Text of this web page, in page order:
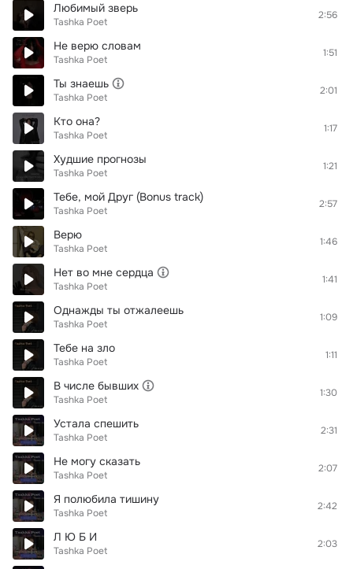
Любимый зверь
Tashka Poet
2:56
Не верю словам
Tashka Poet
1:51
Ты знаешь
Tashka Poet
2:01
Кто она?
Tashka Poet
1:17
Худшие прогнозы
Tashka Poet
1:21
Тебе, мой Друг (Bonus track)
Tashka Poet
2:57
Верю
Tashka Poet
1:46
Нет во мне сердца
Tashka Poet
1:41
Однажды ты отжалеешь
Tashka Poet
1:09
Тебе на зло
Tashka Poet
1:11
В числе бывших
Tashka Poet
1:30
Устала спешить
Tashka Poet
2:31
Не могу сказать
Tashka Poet
2:07
Я полюбила тишину
Tashka Poet
2:42
Л Ю Б И
Tashka Poet
2:03